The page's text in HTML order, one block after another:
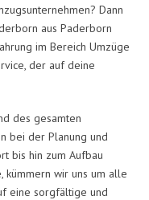
Dann
aus Paderborn
im Bereich Umzüge
der auf deine
des gesamten
bei der Planung und
bis hin zum Aufbau
kümmern wir uns um alle
eine sorgfältige und